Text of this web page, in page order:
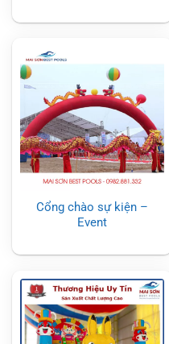
Cổng chào sự kiện –
Event